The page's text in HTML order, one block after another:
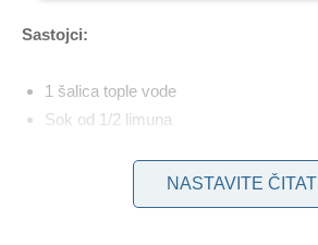
Sastojci:
1 šalica tople vode
Sok od 1/2 limuna
1 žlica maslinovog ulja
1/4 žličice mljevenog cimeta
NASTAVITE ČITATI